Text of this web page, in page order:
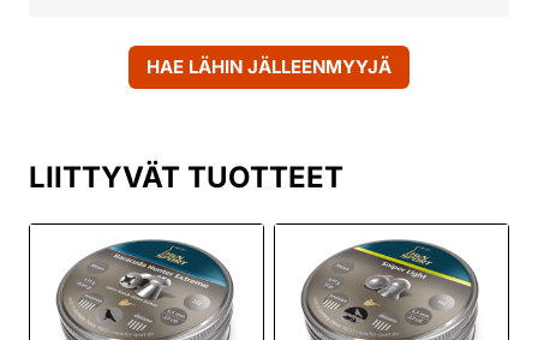
HAE LÄHIN JÄLLEENMYYJÄ
LIITTYVÄT TUOTTEET